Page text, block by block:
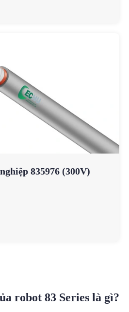
835976 (300V)
robot 83 Series là gì?